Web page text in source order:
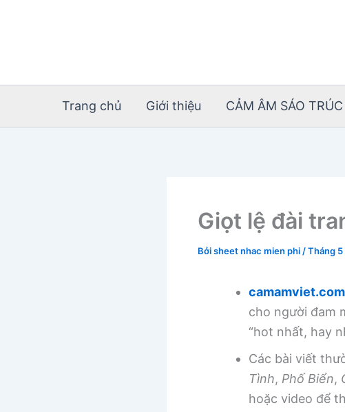
Trang chủ Giới thiệu CẢM ÂM SÁO
Giọt lệ đài
Bởisheet nhac mien phi /Tháng 5
camamviet.com
cho người đam
“hot nhất, hay
Các bài viết
Tình, Phố Biển,
hoặc video để